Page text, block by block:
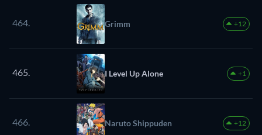
464. Grimm +12
465. I Level Up Alone +1
466. Naruto Shippuden +12